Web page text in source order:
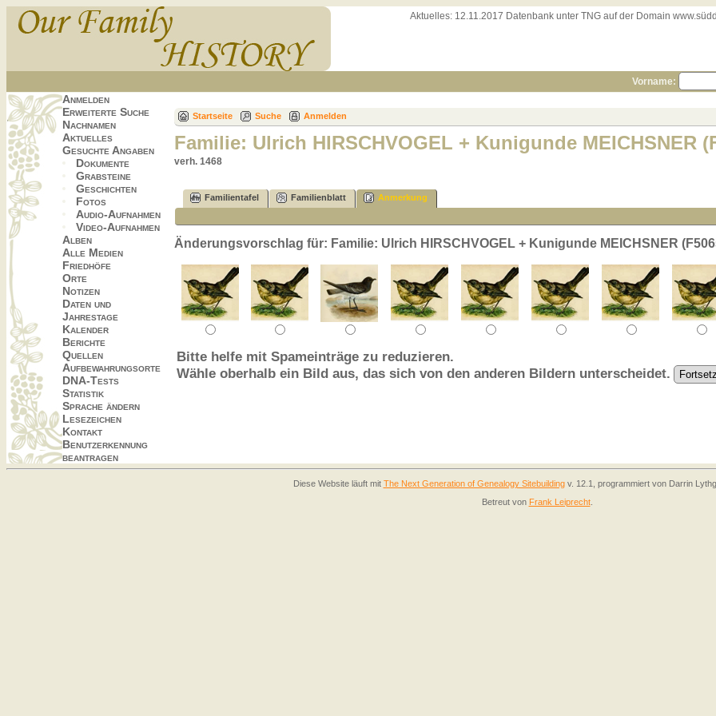
Aktuelles: 12.11.2017 Datenbank unter TNG auf der Domain
Vorname:
Anmelden
Erweiterte Suche
Nachnamen
Aktuelles
Gesuchte Angaben
Dokumente
Grabsteine
Geschichten
Fotos
Audio-Aufnahmen
Video-Aufnahmen
Alben
Alle Medien
Friedhöfe
Orte
Notizen
Daten und
Jahrestage
Kalender
Berichte
Quellen
Aufbewahrungsorte
DNA-Tests
Statistik
Sprache ändern
Lesezeichen
Kontakt
Benutzerkennung
beantragen
Startseite Suche Anmelden
Familie: Ulrich HIRSCHVOGEL + Kunigunde MEICHSNER
verh. 1468
Familientafel Familienblatt Anmerkung
Änderungsvorschlag für: Familie: Ulrich HIRSCHVOGEL + Kunigunde MEICHSNER
Bitte helfe mit Spameinträge zu reduzieren.
Wähle oberhalb ein Bild aus, das sich von den anderen Bildern unterscheidet.
Diese Website läuft mit The Next Generation of Genealogy Sitebuildingv. 12.1, programmiert von Darrin
Betreut von Frank Leiprecht.